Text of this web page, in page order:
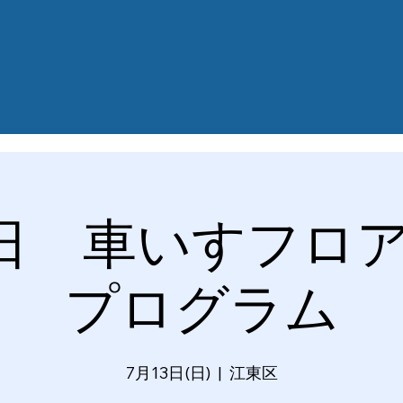
車いすフロ
プログラム
7月13日(日)
  |
江東区